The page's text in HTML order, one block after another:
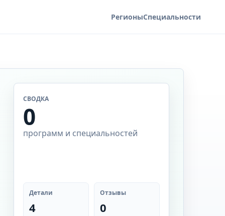
РегионыСпециальности
СВОДКА
0
программ и специальностей
Детали
4
Отзывы
0